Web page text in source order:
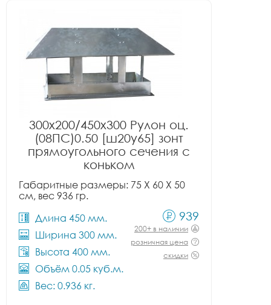
300x200/450x300 Рулон оц.
(08ПС)0.50 [ш20у65] зонт
прямоугольного сечения с
коньком
Габаритные размеры: 75 X 60 X 50
см, вес 936 гр.
Длина 450 мм.
Ширина 300 мм.
Высота 400 мм.
Объём 0.05 куб.м.
Вес: 0.936 кг.
939
200+ в наличии
розничная цена
скидки